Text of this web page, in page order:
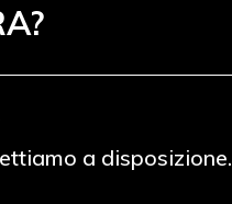
a disposizione.